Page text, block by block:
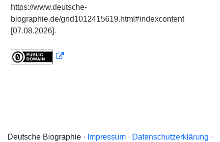
https://www.deutsche-
biographie.de/gnd1012415619.html#indexcontent
[07.08.2026].
Deutsche Biographie · Impressum· Datenschutzerklärung ·